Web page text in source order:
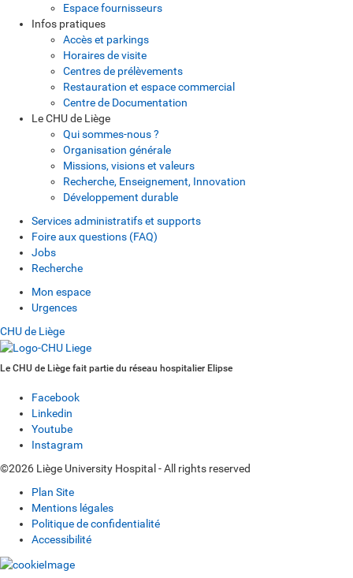
Espace fournisseurs
Infos pratiques
Accès et parkings
Horaires de visite
Centres de prélèvements
Restauration et espace commercial
Centre de Documentation
Le CHU de Liège
Qui sommes-nous ?
Organisation générale
Missions, visions et valeurs
Recherche, Enseignement, Innovation
Développement durable
Services administratifs et supports
Foire aux questions (FAQ)
Jobs
Recherche
Mon espace
Urgences
CHU de Liège
Le CHU de Liège fait partie du réseau hospitalier Elipse
Facebook
Linkedin
Youtube
Instagram
©2026 Liège University Hospital - All rights reserved
Plan Site
Mentions légales
Politique de confidentialité
Accessibilité